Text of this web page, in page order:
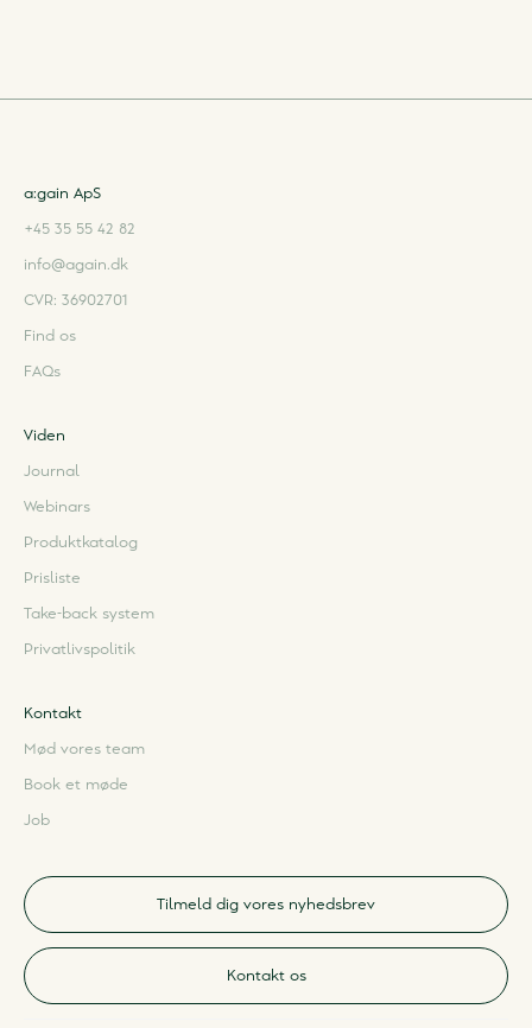
a:gain ApS
+45 35 55 42 82
info@again.dk
CVR: 36902701
Find os
FAQs
Viden
Journal
Webinars
Produktkatalog
Prisliste
Take-back system
Privatlivspolitik
Kontakt
Mød vores team
Book et møde
Job
Tilmeld dig vores nyhedsbrev
Kontakt os